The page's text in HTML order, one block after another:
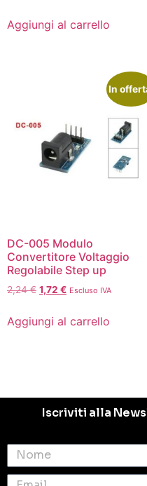
Aggiungi al carrello
In
DC-005 Modulo
Convertitore Voltaggio
Regolabile Step up
2,24€ 1,72 € Escluso IVA
Aggiungi al carrello
Iscriviti alla